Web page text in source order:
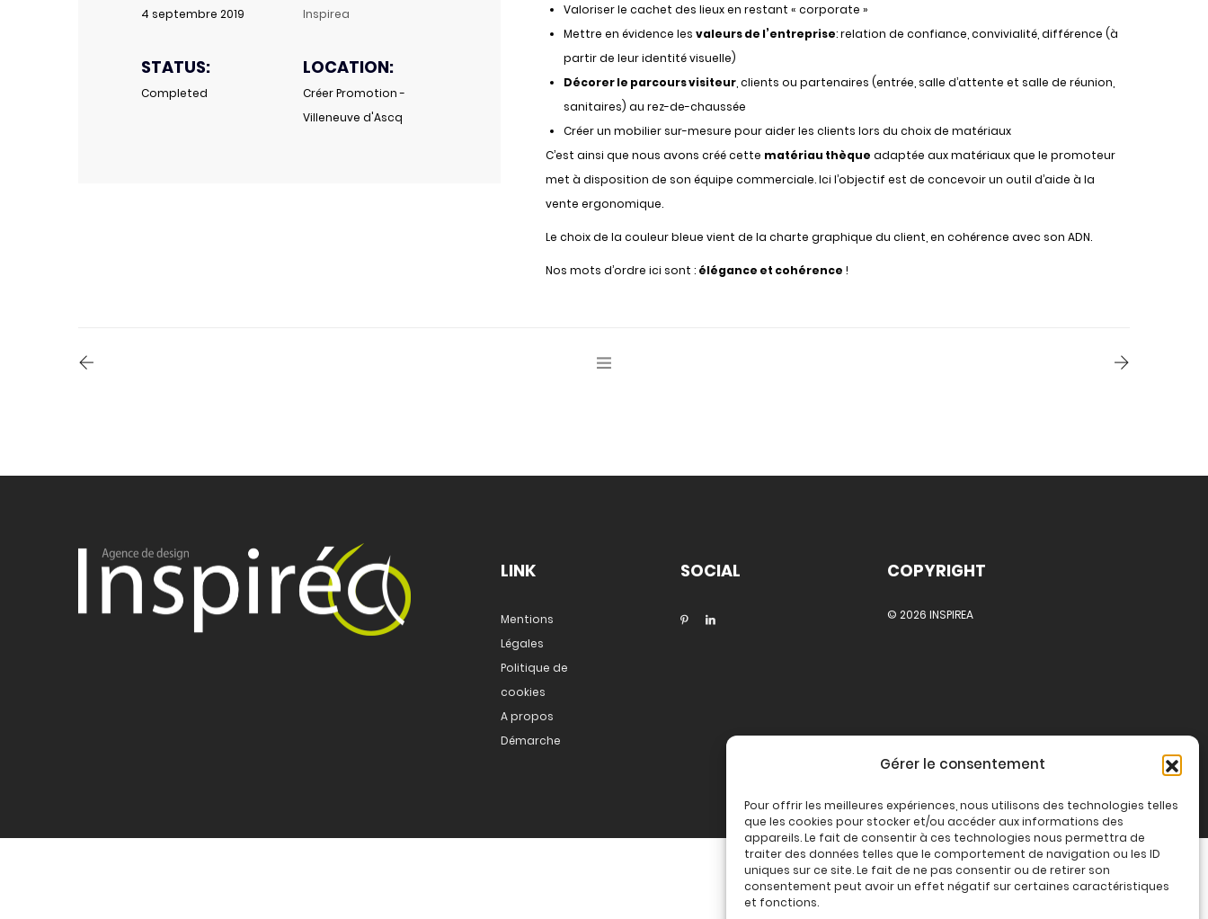
Gérer le consentement
Pour offrir les meilleures expériences, nous utilisons des technologies telles
que les cookies pour stocker et/ou accéder aux informations des
appareils. Le fait de consentir à ces technologies nous permettra de
traiter des données telles que le comportement de navigation ou les ID
uniques sur ce site. Le fait de ne pas consentir ou de retirer son
consentement peut avoir un effet négatif sur certaines caractéristiques
et fonctions.
4 septembre 2019
STATUS:
Completed
Inspirea
LOCATION:
Créer Promotion -
Villeneuve d'Ascq
Valoriser le cachet des lieux en restant « corporate »
Mettre en évidence les valeurs de l’entreprise: relation de confiance, convivialité, différence (à
partir de leur identité visuelle)
Décorer le parcours visiteur , clients ou partenaires (entrée, salle d’attente et salle de réunion,
sanitaires) au rez-de-chaussée
Créer un mobilier sur-mesure pour aider les clients lors du choix de matériaux
C’est ainsi que nous avons créé cette matériau thèque adaptée aux matériaux que le promoteur
met à disposition de son équipe commerciale. Ici l’objectif est de concevoir un outil d’aide à la
vente ergonomique.
Le choix de la couleur bleue vient de la charte graphique du client, en cohérence avec son ADN.
Nos mots d’ordre ici sont : élégance et cohérence !
LINK
Mentions
Légales
Politique de
cookies
A propos
Démarche
SOCIAL COPYRIGHT
© 2026 INSPIREA